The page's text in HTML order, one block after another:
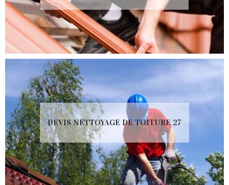
DEVIS NETTOYAGE DE TOITURE 27